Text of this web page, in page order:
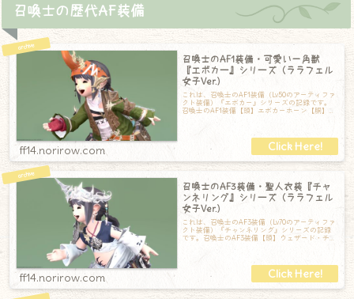
召喚士の歴代AF装備
召喚士のAF1装備・可愛い一角獣
『エボカー』シリーズ（ララフェル
女子Ver.）
これは、召喚士のAF1装備（Lv50のアーティファ
クト装備）『エボカー』シリーズの記録です。
召喚士のAF1装備【頭】エボカーホーン【胴】エ
ff14.norirow.com
召喚士のAF3装備・聖人衣装『チャ
ンネリング』シリーズ（ララフェル
女子Ver.）
これは、召喚士のAF3装備（Lv70のアーティファ
クト装備）『チャンネリング』シリーズの記録
です。召喚士のAF3装備【頭】ウェザード・チャ
ff14.norirow.com